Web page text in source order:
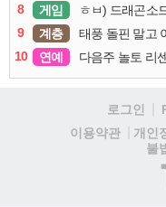
8
게임 ㅎㅂ) 드래곤소
9
계층 태풍 돌핀 말고
10
연예 다음주 놀토 리
로그인
이용약관
개인
불